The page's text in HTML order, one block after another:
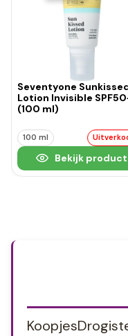
Seventyone
Lotion Invisible
(100 ml)
100 ml
Bekijk product